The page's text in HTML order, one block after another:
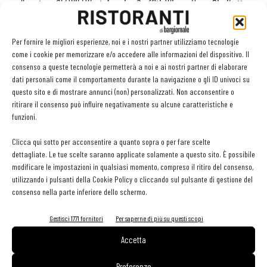
Per fornire le migliori esperienze, noi e i nostri partner utilizziamo tecnologie
come i cookie per memorizzare e/o accedere alle informazioni del dispositivo. Il
consenso a queste tecnologie permetterà a noi e ai nostri partner di elaborare
dati personali come il comportamento durante la navigazione o gli ID univoci su
questo sito e di mostrare annunci (non) personalizzati. Non acconsentire o
ritirare il consenso può influire negativamente su alcune caratteristiche e
funzioni.
Clicca qui sotto per acconsentire a quanto sopra o per fare scelte
dettagliate. Le tue scelte saranno applicate solamente a questo sito. È possibile
modificare le impostazioni in qualsiasi momento, compreso il ritiro del consenso,
utilizzando i pulsanti della Cookie Policy o cliccando sul pulsante di gestione del
consenso nella parte inferiore dello schermo.
Gestisci 1771 fornitori Per saperne di più su questi scopi
Accetta
nelle catene Old Wild West, America Graffiti, Wiener Haus, Pizzikotto e
Shi’s, riporteranno un messaggio che stimola il cliente a portare con
sé il cibo non consumato. L’invito giungerà sempre anche dai nostri
addetti alla sala che hanno colto con grande entusiasmo questo
progetto ».
Testimone di questa importante partnership è statoMarco
Lucchini
industria, supermercati, grandi piattaforme distributive,
ristorazione collettiva, per donarli ad associazioni caritative che
assistono le persone in povertà. Ha dichiarato: «Da tempo siamo
e attivazione del consumatore sulla riduzione degli sprechi alimentari
perché ognuno di noi può impegnarsi concretamente nella vita
quotidiana per far sì che il cibo non finisca inutilmente nella